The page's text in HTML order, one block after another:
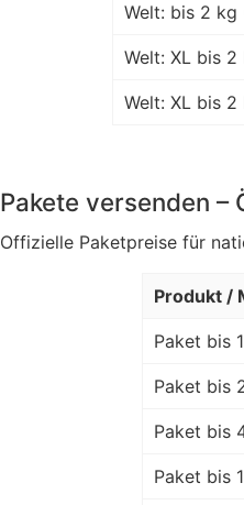
Welt: bis 2 kg
Welt: XL bis
Welt: XL bis
Pakete versenden –
Offizielle Paketpreise für
Produkt /
Paket bis
Paket bis
Paket bis
Paket bis